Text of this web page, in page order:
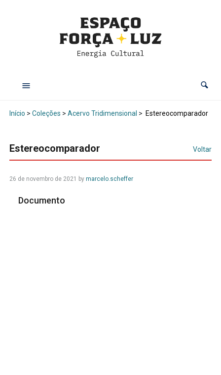
Início > Coleções > Acervo Tridimensional > Estereocomparador
Estereocomparador Voltar
26 de novembro de 2021 by marcelo.scheffer
Documento